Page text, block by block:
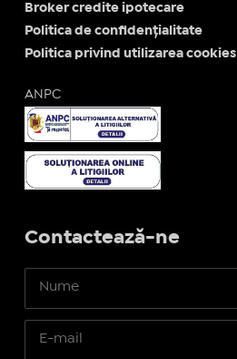
Broker credite ipotecare
Politica de confidențialitate
Politica privind utilizarea cookies
ANPC
Contactează-ne